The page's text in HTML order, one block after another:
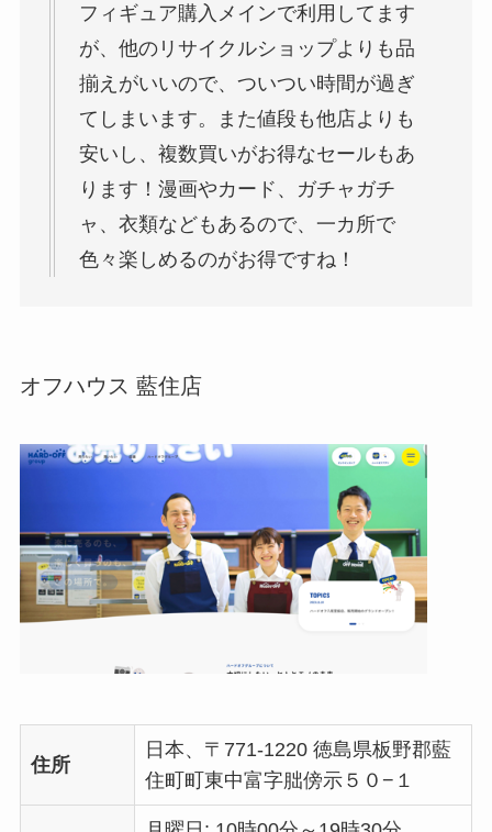
フィギュア購入メインで利用してます
が、他のリサイクルショップよりも品
揃えがいいので、ついつい時間が過ぎ
てしまいます。また値段も他店よりも
安いし、複数買いがお得なセールもあ
ります！漫画やカード、ガチャガチ
ャ、衣類などもあるので、一カ所で
色々楽しめるのがお得ですね！
オフハウス 藍住店
住所
日本、〒771-1220 徳島県板野郡藍
住町町東中富字朏傍示５０−１